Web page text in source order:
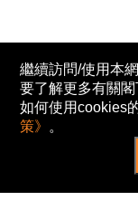
繼續訪問/使用本
要了解更多有關
如何使用cookies
策》 。